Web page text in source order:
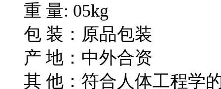
重 量: 05kg
包 装：原品包装
产 地：中外合资
其 他：符合人体工程学